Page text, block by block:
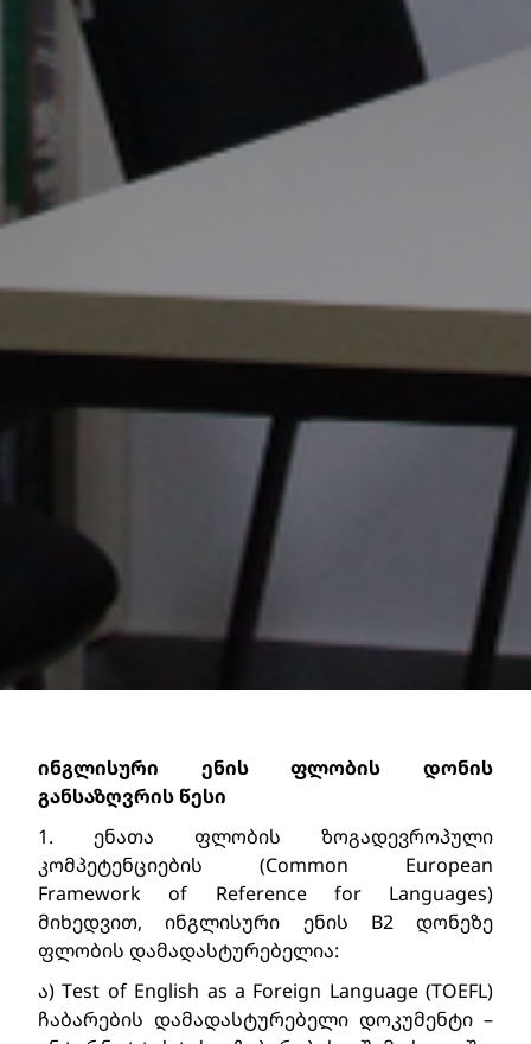
ინგლისური ენის ფლობის დონის
განსაზღვრის წესი
1. ენათა ფლობის ზოგადევროპული
კომპეტენციების (Common European
Framework of Reference for Languages)
მიხედვით, ინგლისური ენის B2 დონეზე
ფლობის დამადასტურებელია:
ა) Test of English as a Foreign Language (TOEFL)
ჩაბარების დამადასტურებელი დოკუმენტი –